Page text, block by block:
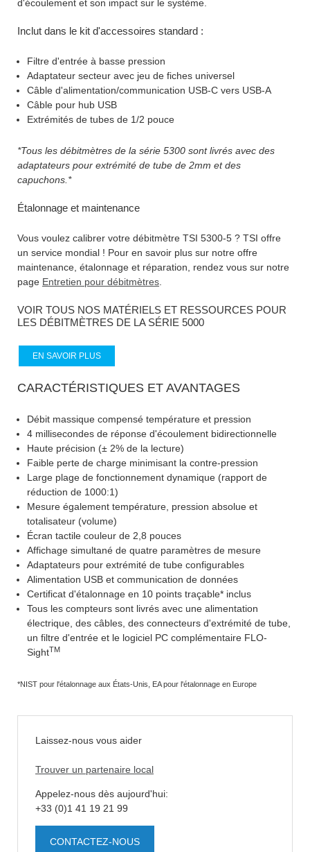
d'écoulement et son impact sur le système.
Inclut dans le kit d'accessoires standard :
Filtre d'entrée à basse pression
Adaptateur secteur avec jeu de fiches universel
Câble d'alimentation/communication USB-C vers USB-A
Câble pour hub USB
Extrémités de tubes de 1/2 pouce
*Tous les débitmètres de la série 5300 sont livrés avec des
adaptateurs pour extrémité de tube de 2mm et des
capuchons.*
Étalonnage et maintenance
Vous voulez calibrer votre débitmètre TSI 5300-5 ? TSI offre
un service mondial ! Pour en savoir plus sur notre offre
maintenance, étalonnage et réparation, rendez vous sur notre
page Entretien pour débitmètres
VOIR TOUS NOS MATÉRIELS ET RESSOURCES POUR
LES DÉBITMÈTRES DE LA SÉRIE 5000
EN SAVOIR PLUS
CARACTÉRISTIQUES ET AVANTAGES
Débit massique compensé température et pression
4 millisecondes de réponse d'écoulement bidirectionnelle
Haute précision (± 2% de la lecture)
Faible perte de charge minimisant la contre-pression
Large plage de fonctionnement dynamique (rapport de
réduction de 1000:1)
Mesure également température, pression absolue et
totalisateur (volume)
Écran tactile couleur de 2,8 pouces
Affichage simultané de quatre paramètres de mesure
Adaptateurs pour extrémité de tube configurables
Alimentation USB et communication de données
Certificat d'étalonnage en 10 points traçable* inclus
Tous les compteurs sont livrés avec une alimentation
électrique, des câbles, des connecteurs d'extrémité de tube,
un filtre d'entrée et le logiciel PC complémentaire FLO-
SightTM
*NIST pour l'étalonnage aux États-Unis, EA pour l'étalonnage en Europe
Laissez-nous vous aider
Trouver un partenaire local
Appelez-nous dès aujourd'hui:
+33 (0)1 41 19 21 99
CONTACTEZ-NOUS